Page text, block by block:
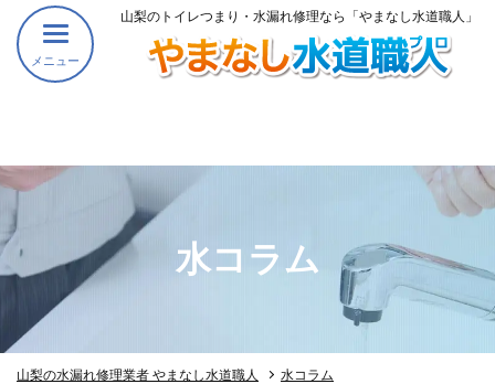
メニュー
山梨のトイレつまり・水漏れ修理なら「やまなし水道職人」
水コラム
山梨の水漏れ修理業者 やまなし水道職人
水コラム